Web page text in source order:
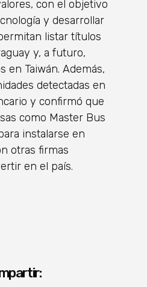
con el objetivo
y desarrollar
listar títulos
y, a futuro,
en Taiwán. Además,
detectadas en
y confirmó que
como Master Bus
instalarse en
otras firmas
en el país.